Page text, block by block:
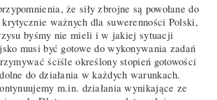
że siły zbrojne są powołane do
krytycznie ważnych dla suwerenności Polski,
byśmy nie mieli i w jakiej sytuacji
musi być gotowe do wykonywania zadań
ściśle określony stopień gotowości
do działania w każdych warunkach.
m.in. działania wynikające ze